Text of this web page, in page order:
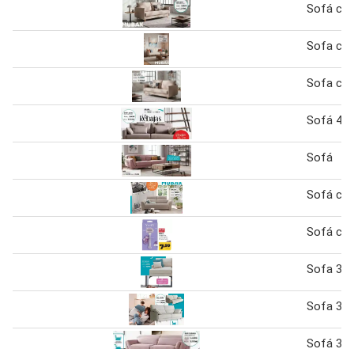
Sofá
Sofa
Sofa
Sofá 4
Sofá
Sofá
Sofá
Sofa 3
Sofa 3
Sofá 3